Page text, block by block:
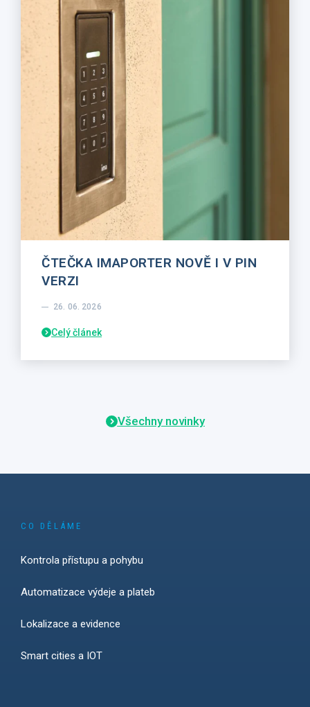
ČTEČKA IMAPORTER NOVĚ I V PIN
VERZI
26. 06. 2026
Celý článek
Všechny novinky
CO DĚLÁME
Kontrola přístupu a pohybu
Automatizace výdeje a plateb
Lokalizace a evidence
Smart cities a IOT